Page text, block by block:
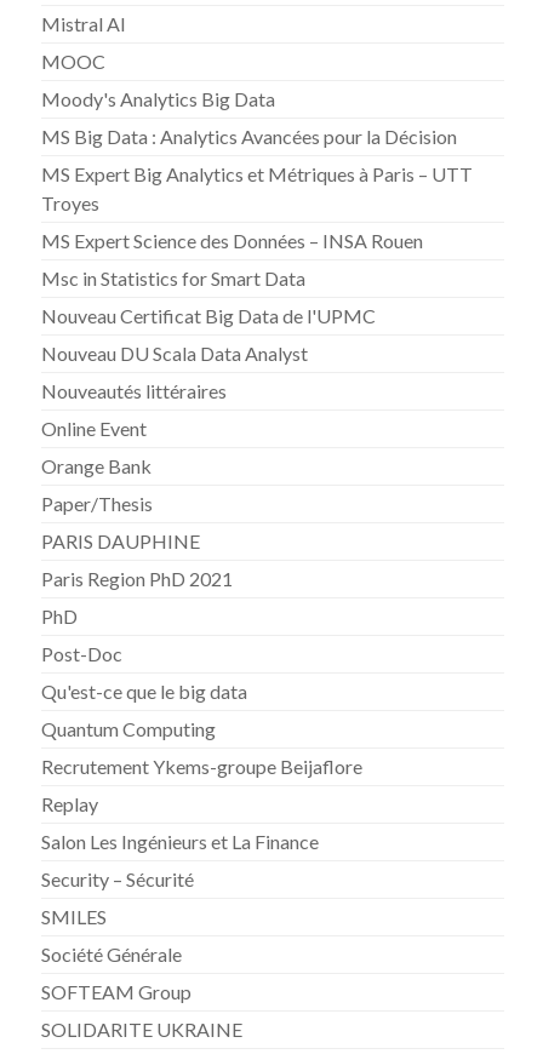
Mistral AI
MOOC
Moody's Analytics Big Data
MS Big Data : Analytics Avancées pour la Décision
MS Expert Big Analytics et Métriques à Paris – UTT
Troyes
MS Expert Science des Données – INSA Rouen
Msc in Statistics for Smart Data
Nouveau Certificat Big Data de l'UPMC
Nouveau DU Scala Data Analyst
Nouveautés littéraires
Online Event
Orange Bank
Paper/Thesis
PARIS DAUPHINE
Paris Region PhD 2021
PhD
Post-Doc
Qu'est-ce que le big data
Quantum Computing
Recrutement Ykems-groupe Beijaflore
Replay
Salon Les Ingénieurs et La Finance
Security – Sécurité
SMILES
Société Générale
SOFTEAM Group
SOLIDARITE UKRAINE